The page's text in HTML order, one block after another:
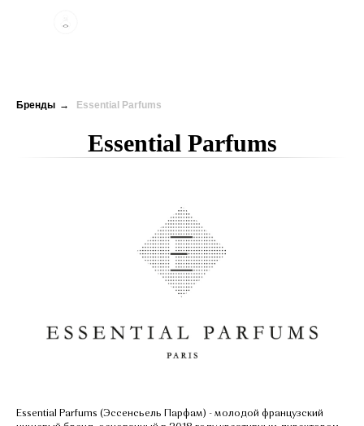
Бренды → Essential Parfums
Essential Parfums
Essential Parfums (Эссенcьель Парфам) - молодой французский